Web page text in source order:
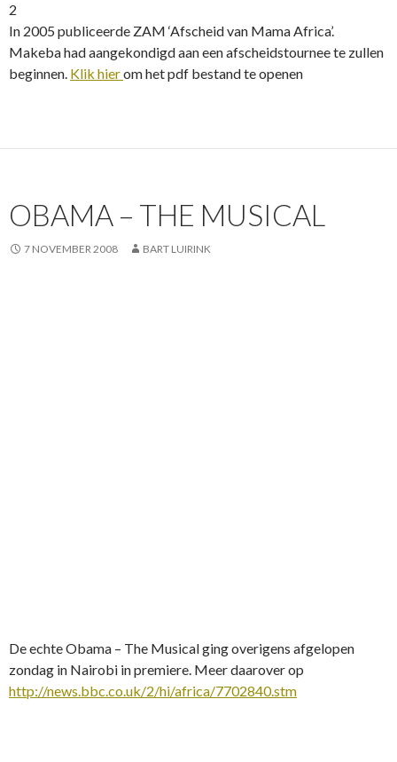
2
In 2005 publiceerde ZAM ‘Afscheid van Mama Africa’.
Makeba had aangekondigd aan een afscheidstournee te zullen
beginnen. Klik hierom het pdf bestand te openen
OBAMA – THE MUSICAL
7 NOVEMBER 2008 BART LUIRINK
De echte Obama – The Musical ging overigens afgelopen
zondag in Nairobi in premiere. Meer daarover op
http://news.bbc.co.uk/2/hi/africa/7702840.stm